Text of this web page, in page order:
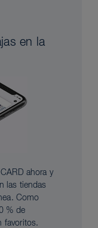
en la
ahora y
las tiendas
Como
% de
favoritos.